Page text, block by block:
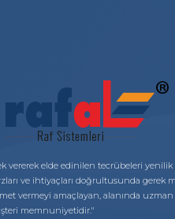
vererek elde edinilen tecrübeleri
ve ihtiyaçları doğrultusunda gerek
vermeyi amaçlayan, alanında
memnuniyetidir."